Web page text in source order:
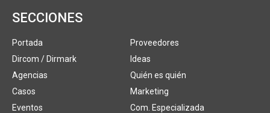
SECCIONES
Portada
Dircom / Dirmark
Agencias
Casos
Eventos
Proveedores
Ideas
Quién es quién
Marketing
Com. Especializada